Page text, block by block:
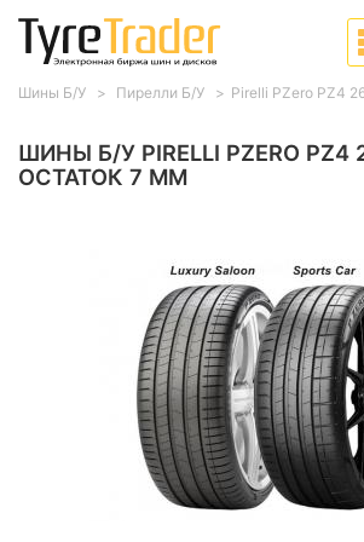
ШИНЫ Б/У PIRELLI PZERO PZ4
ОСТАТОК 7 ММ
Шины Б/У Пирелли Б/У Pirelli PZero PZ4